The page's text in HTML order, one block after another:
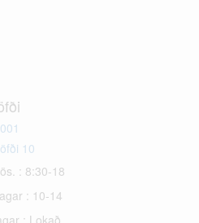
10
: 8:30-18
: 10-14